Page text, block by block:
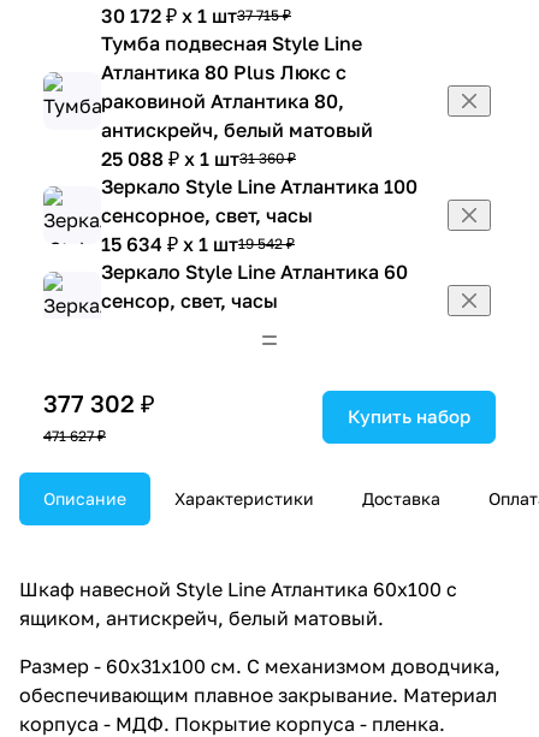
30 172 ₽ x 1 шт37 715 ₽
Тумба подвесная Style Line
Атлантика 80 Plus Люкс с
раковиной Атлантика 80,
антискрейч, белый матовый
25 088 ₽ x 1 шт31 360 ₽
Зеркало Style Line Атлантика 100
сенсорное, свет, часы
15 634 ₽ x 1 шт19 542 ₽
Зеркало Style Line Атлантика 60
сенсор, свет, часы
13 939 ₽ x 1 шт
Зеркало Style Line Атлантика 90
сенсорное, свет, часы
14 076 ₽ x 1 шт17 595 ₽
Пенал Style Line Атлантика 35 R
антискрейч, белый матовый
22 968 ₽ x 1 шт28 710 ₽
Атлантика 100 Plus Люкс с
раковиной Атлантика 100,
антискрейч, белый матовый
377 302 ₽
471 627 ₽
Купить набор
Описание Характеристики Доставка
Шкаф навесной Style Line Атлантика 60х100 с
ящиком, антискрейч, белый матовый.
Размер - 60x31x100 см. С механизмом доводчика,
обеспечивающим плавное закрывание. Материал
корпуса - МДФ. Покрытие корпуса - пленка.